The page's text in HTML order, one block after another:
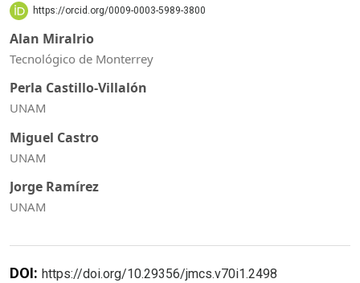
https://orcid.org/0009-0003-5989-3800
Alan Miralrio
Tecnológico de Monterrey
Perla Castillo-Villalón
UNAM
Miguel Castro
UNAM
Jorge Ramírez
UNAM
DOI: https://doi.org/10.29356/jmcs.v70i1.2498